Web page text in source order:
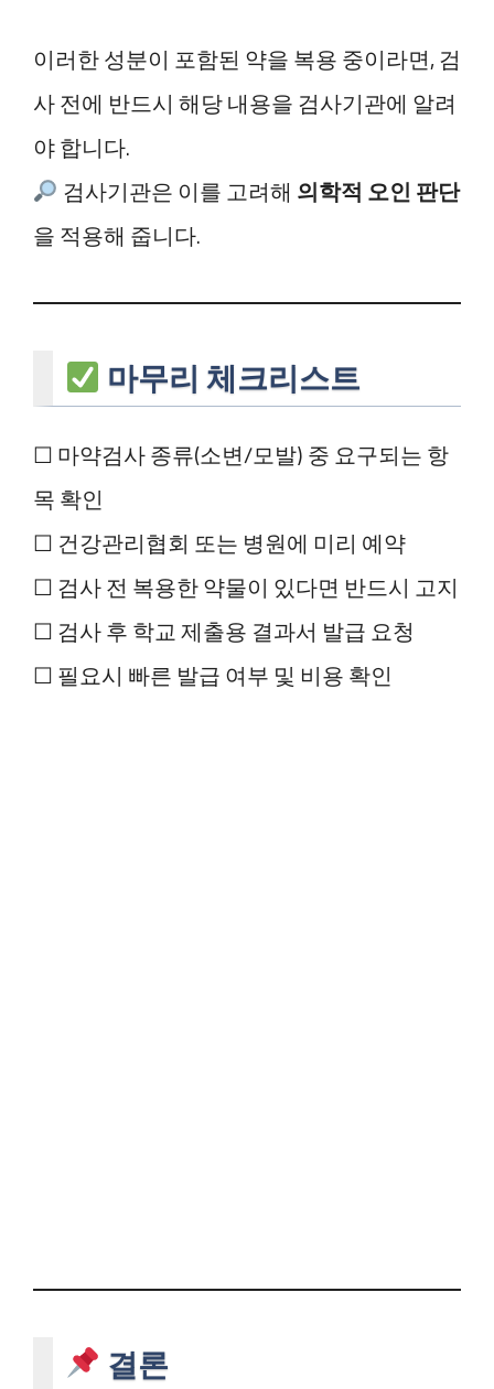
이러한 성분이 포함된 약을 복용 중이라면, 검
사 전에 반드시 해당 내용을 검사기관에 알려
야 합니다.
검사기관은 이를 고려해 의학적 오인 판단
을 적용해 줍니다.
마무리 체크리스트
☐ 마약검사 종류(소변/모발) 중 요구되는 항
목 확인
☐ 건강관리협회 또는 병원에 미리 예약
☐ 검사 전 복용한 약물이 있다면 반드시 고지
☐ 검사 후 학교 제출용 결과서 발급 요청
☐ 필요시 빠른 발급 여부 및 비용 확인
결론